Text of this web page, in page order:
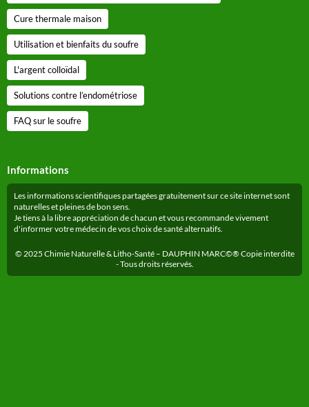
Cure thermale maison
Utilisation et bienfaits du soufre
L'argent colloïdal
Solutions contre l’endométriose
FAQ sur le soufre
Informations
Les informations scientifiques partagées gratuitement sur ce site internet sont
naturelles et pleines de bon sens.
Je tiens à la libre appréciation de chacun et vous recommande vivement
d'informer votre médecin de vos choix de santé alternatifs.
© 2025 Chimie Naturelle & Litho-Santé – DAUPHIN MARC©® Copie interdite
- Tous droits réservés.